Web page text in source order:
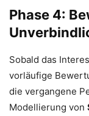
Phase 4:
Sobald das
vorläufige
die vergangene
Modellierung von